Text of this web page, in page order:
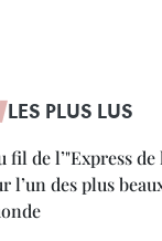
LES PLUS LUS
fil de l’"Express
l’un des plus